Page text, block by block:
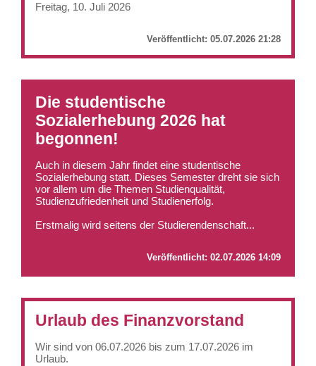
Freitag, 10. Juli 2026
Veröffentlicht:05.07.2026 21:28
Die studentische
Sozialerhebung 2026 hat
begonnen!
Auch in diesem Jahr findet eine studentische
Sozialerhebung statt. Dieses Semester dreht sie sich
vor allem um die Themen Studienqualität,
Studienzufriedenheit und Studienerfolg.
Erstmalig wird seitens der Studierendenschaft...
Veröffentlicht:02.07.2026 14:09
Urlaub des Finanzvorstand
Wir sind von 06.07.2026 bis zum 17.07.2026 im
Urlaub.